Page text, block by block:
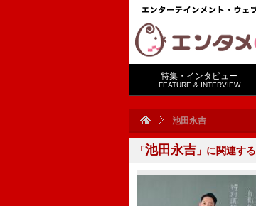
特集・インタビュー
FEATURE & INTERVIEW
池田永吉
「池田永吉 」に関連する